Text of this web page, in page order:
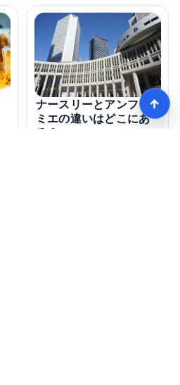
ナースリーとアンファ
ミエの違いはどこにあ
る？
↑